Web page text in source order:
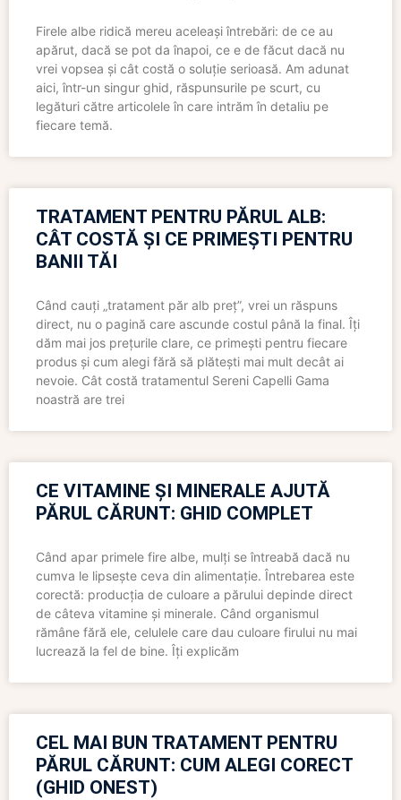
Firele albe ridică mereu aceleași întrebări: de ce au
apărut, dacă se pot da înapoi, ce e de făcut dacă nu
vrei vopsea și cât costă o soluție serioasă. Am adunat
aici, într-un singur ghid, răspunsurile pe scurt, cu
legături către articolele în care intrăm în detaliu pe
fiecare temă.
TRATAMENT PENTRU PĂRUL ALB:
CÂT COSTĂ ȘI CE PRIMEȘTI PENTRU
BANII TĂI
Când cauți „tratament păr alb preț”, vrei un răspuns
direct, nu o pagină care ascunde costul până la final. Îți
dăm mai jos prețurile clare, ce primești pentru fiecare
produs și cum alegi fără să plătești mai mult decât ai
nevoie. Cât costă tratamentul Sereni Capelli Gama
noastră are trei
CE VITAMINE ȘI MINERALE AJUTĂ
PĂRUL CĂRUNT: GHID COMPLET
Când apar primele fire albe, mulți se întreabă dacă nu
cumva le lipsește ceva din alimentație. Întrebarea este
corectă: producția de culoare a părului depinde direct
de câteva vitamine și minerale. Când organismul
rămâne fără ele, celulele care dau culoare firului nu mai
lucrează la fel de bine. Îți explicăm
CEL MAI BUN TRATAMENT PENTRU
PĂRUL CĂRUNT: CUM ALEGI CORECT
(GHID ONEST)